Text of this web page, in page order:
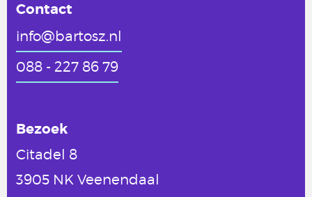
Contact
info@bartosz.nl
088 - 227 86 79
Bezoek
Citadel 8
3905 NK Veenendaal